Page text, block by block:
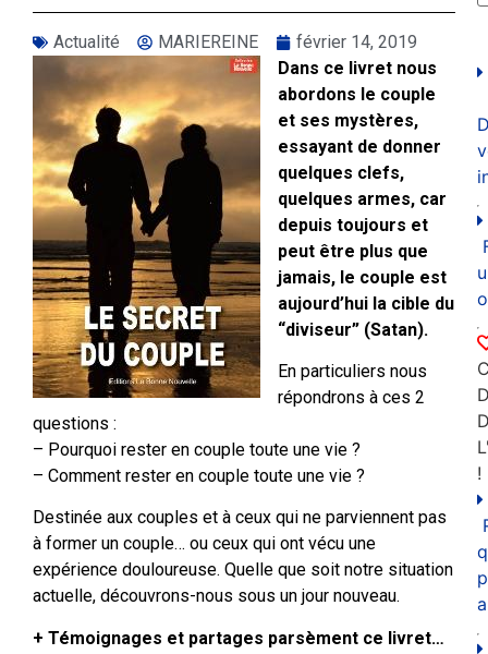
Actualité MARIEREINE
février 14, 2019
Dans ce livret nous
abordons le couple
et ses mystères,
essayant de donner
quelques clefs,
quelques armes, car
depuis toujours et
peut être plus que
jamais, le couple est
aujourd’hui la cible du
“diviseur” (Satan).
En particuliers nous
répondrons à ces 2
questions :
– Pourquoi rester en couple toute une vie ?
– Comment rester en couple toute une vie ?
Destinée aux couples et à ceux qui ne parviennent pas
à former un couple… ou ceux qui ont vécu une
expérience douloureuse. Quelle que soit notre situation
actuelle, découvrons-nous sous un jour nouveau.
+ Témoignages et partages parsèment ce livret…
!